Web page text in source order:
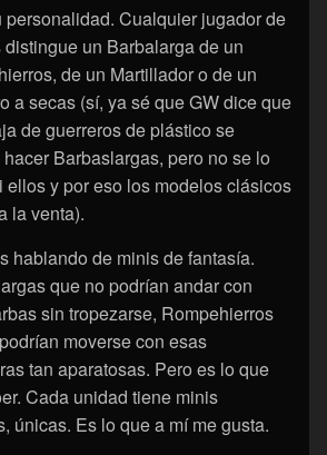
personalidad. Cualquier jugador de
distingue un Barbalarga de un
de un Martillador o de un
a secas (sí, ya sé que GW dice que
de guerreros de plástico se
Barbaslargas, pero no se lo
ellos y por eso los modelos clásicos
la venta).
hablando de minis de fantasía.
que no podrían andar con
sin tropezarse, Rompehierros
moverse con esas
tan aparatosas. Pero es lo que
Cada unidad tiene minis
únicas. Es lo que a mí me gusta.